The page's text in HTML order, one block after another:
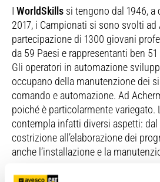
I WorldSkills si tengono dal 1946, a
2017, i Campionati si sono svolti ad
partecipazione di 1300 giovani
da 59 Paesi e rappresentanti ben
Gli operatori in automazione
occupano della manutenzione dei
comando e automazione. Ad
poiché è particolarmente variegato.
contempla infatti diversi aspetti:
costrizione all’elaborazione dei
anche l’installazione e la
I due operatori hanno cominciato ad